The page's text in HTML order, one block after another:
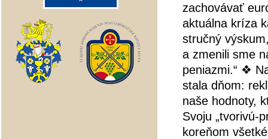
zachovávať
aktuálna kríza
stručný
a zmenili sme
peniazmi.“ ❖
stala dňom:
naše hodnoty,
Svoju „tvorivú-
koreňom